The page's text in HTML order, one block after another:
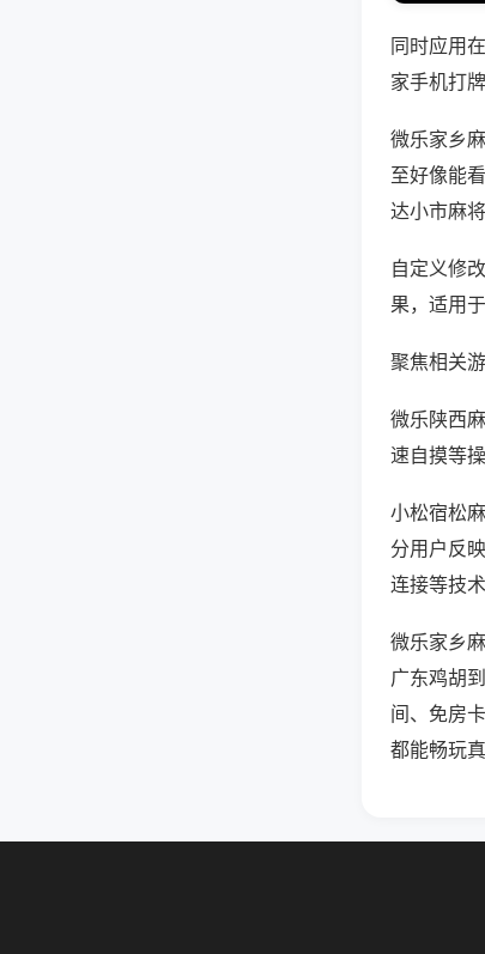
同时应用
家手机打
微乐家乡
至好像能
达小市麻
自定义修
果，适用
聚焦相关
微乐陕西
速自摸等
小松宿松
分用户反
连接等技
微乐家乡
广东鸡胡
间、免房
都能畅玩